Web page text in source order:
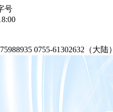
号
0755-61302632（大陆）